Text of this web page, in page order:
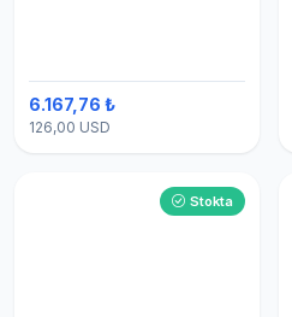
6.167,76 ₺
126,00 USD
Stokta